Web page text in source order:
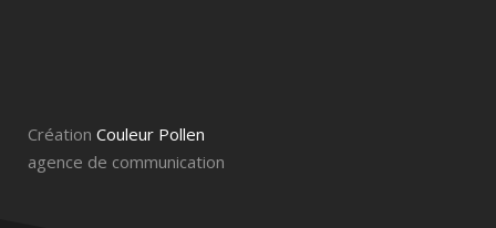
Création Couleur Pollen
agence de communication